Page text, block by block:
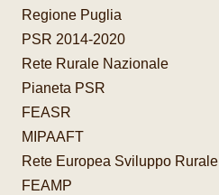
Regione Puglia
PSR 2014-2020
Rete Rurale Nazionale
Pianeta PSR
FEASR
MIPAAFT
Rete Europea Sviluppo Rurale
FEAMP